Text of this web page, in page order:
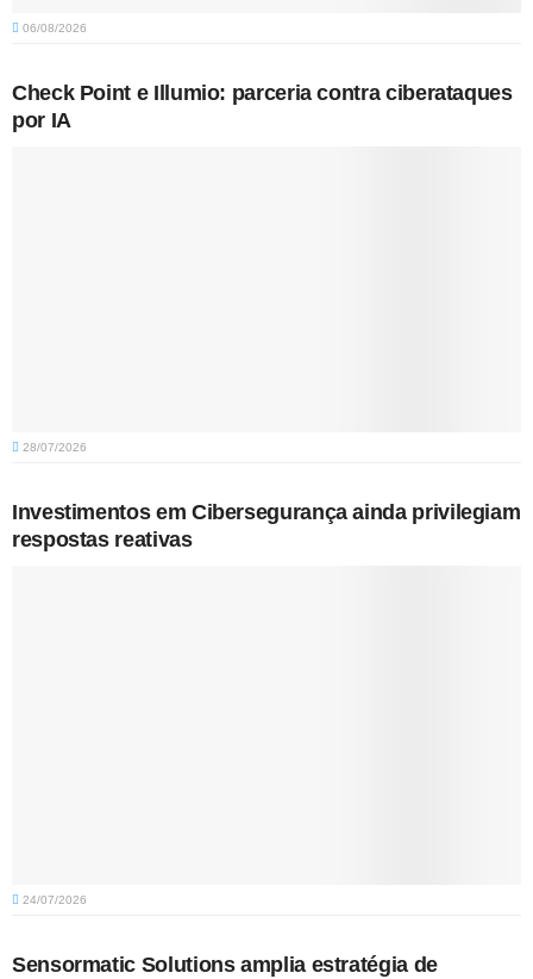
06/08/2026
Check Point e Illumio: parceria contra ciberataques
por IA
28/07/2026
Investimentos em Cibersegurança ainda privilegiam
respostas reativas
24/07/2026
Sensormatic Solutions amplia estratégia de